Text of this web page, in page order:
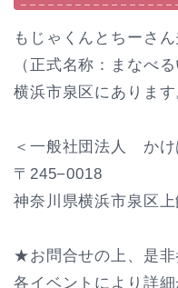
もじゃくんとちーさ
（正式名称：まなべ
横浜市泉区にあります
＜一般社団法人 かけ
〒245−0018
神奈川県横浜市泉区
★お問合せの上、是非
各イベントにより詳